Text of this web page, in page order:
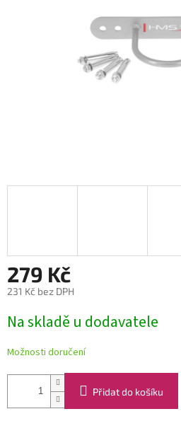
279 Kč
231 Kč bez DPH
cena:
Na skladě u dodavatele
Možnosti doručení
Přidat do košíku